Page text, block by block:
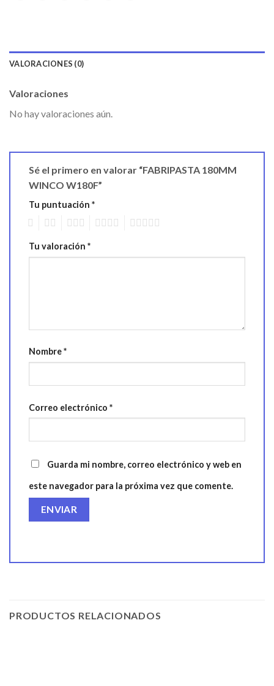
VALORACIONES (0)
Valoraciones
No hay valoraciones aún.
Sé el primero en valorar “FABRIPASTA 180MM
WINCO W180F”
Tu puntuación *
Tu valoración *
Nombre*
Correo electrónico *
Guarda mi nombre, correo electrónico y web en
este navegador para la próxima vez que comente.
PRODUCTOS RELACIONADOS